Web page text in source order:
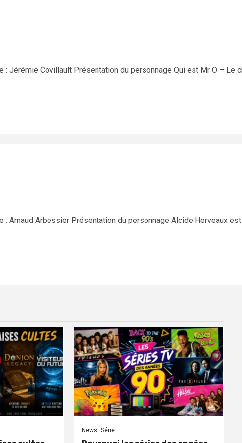
: Jérémie Covillault Présentation du personnage Qui est Mr O – Le
: Arnaud Arbessier Présentation du personnage Alcide Herveaux
News Série